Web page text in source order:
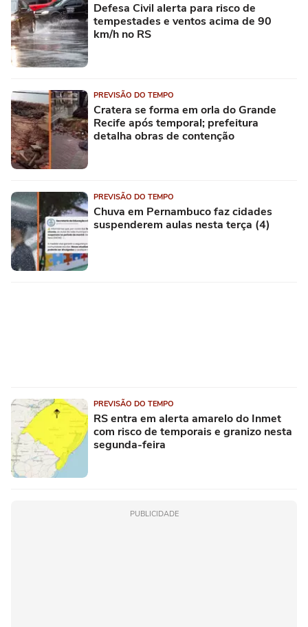
Defesa Civil alerta para risco de
tempestades e ventos acima de 90
km/h no RS
PREVISÃO DO TEMPO
Cratera se forma em orla do Grande
Recife após temporal; prefeitura
detalha obras de contenção
PREVISÃO DO TEMPO
Chuva em Pernambuco faz cidades
suspenderem aulas nesta terça (4)
PREVISÃO DO TEMPO
RS entra em alerta amarelo do Inmet
com risco de temporais e granizo nesta
segunda-feira
PUBLICIDADE